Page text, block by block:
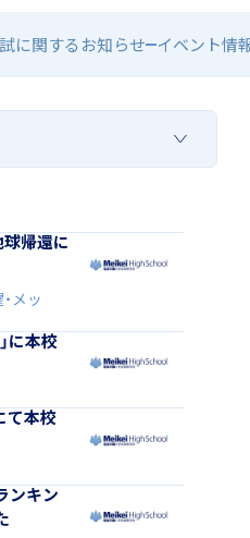
に関するお知らせ イベント情
球帰還に
メッ
に本校
て本校
ンキン
ついて
MG）